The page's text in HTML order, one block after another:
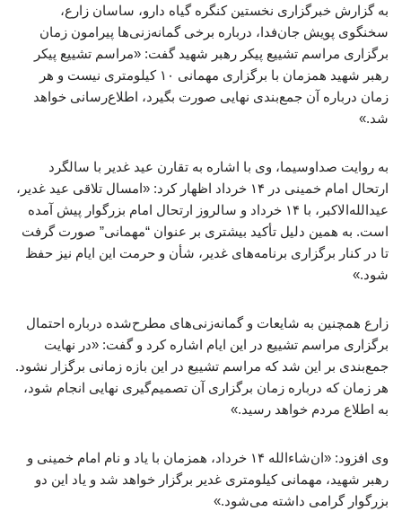
به گزارش خبرگزاری نخستین کنگره گیاه دارو، ساسان زارع،
سخنگوی پویش جان‌فدا، درباره برخی گمانه‌زنی‌ها پیرامون زمان
برگزاری مراسم تشییع پیکر رهبر شهید گفت: «مراسم تشییع پیکر
رهبر شهید همزمان با برگزاری مهمانی ۱۰ کیلومتری نیست و هر
زمان درباره آن جمع‌بندی نهایی صورت بگیرد، اطلاع‌رسانی خواهد
شد.»
به روایت صداوسیما، وی با اشاره به تقارن عید غدیر با سالگرد
ارتحال امام خمینی در ۱۴ خرداد اظهار کرد: «امسال تلاقی عید غدیر،
عیدالله‌الاکبر، با ۱۴ خرداد و سالروز ارتحال امام بزرگوار پیش آمده
است. به همین دلیل تأکید بیشتری بر عنوان “مهمانی” صورت گرفت
تا در کنار برگزاری برنامه‌های غدیر، شأن و حرمت این ایام نیز حفظ
شود.»
زارع همچنین به شایعات و گمانه‌زنی‌های مطرح‌شده درباره احتمال
برگزاری مراسم تشییع در این ایام اشاره کرد و گفت: «در نهایت
جمع‌بندی بر این شد که مراسم تشییع در این بازه زمانی برگزار نشود.
هر زمان که درباره زمان برگزاری آن تصمیم‌گیری نهایی انجام شود،
به اطلاع مردم خواهد رسید.»
وی افزود: «ان‌شاءالله ۱۴ خرداد، همزمان با یاد و نام امام خمینی و
رهبر شهید، مهمانی کیلومتری غدیر برگزار خواهد شد و یاد این دو
بزرگوار گرامی داشته می‌شود.»